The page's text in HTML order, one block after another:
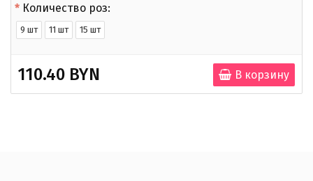
Количество роз:
9 шт 11 шт 15 шт
110.40 BYN В корзину